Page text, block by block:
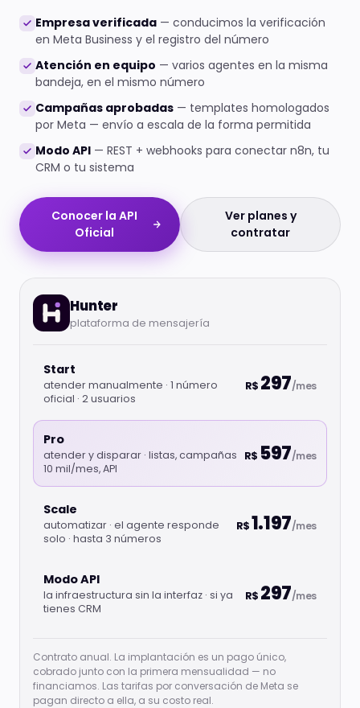
Empresa verificada — conducimos la verificación
en Meta Business y el registro del número
Atención en equipo — varios agentes en la misma
bandeja, en el mismo número
Campañas aprobadas — templates homologados
por Meta — envío a escala de la forma permitida
Modo API — REST + webhooks para conectar n8n, tu
CRM o tu sistema
Conocer la API
Oficial
Ver planes y
contratar
Hunter
plataforma de mensajería
Start
atender manualmente · 1 número
oficial · 2 usuarios
R$ 297/mes
Pro
atender y disparar · listas, campañas
10 mil/mes, API
R$ 597/mes
Scale
automatizar · el agente responde
solo · hasta 3 números
R$1.197/mes
Modo API
la infraestructura sin la interfaz · si ya
tienes CRM
R$ 297/mes
Contrato anual. La implantación es un pago único,
cobrado junto con la primera mensualidad — no
financiamos. Las tarifas por conversación de Meta se
pagan directo a ella, a su costo real.